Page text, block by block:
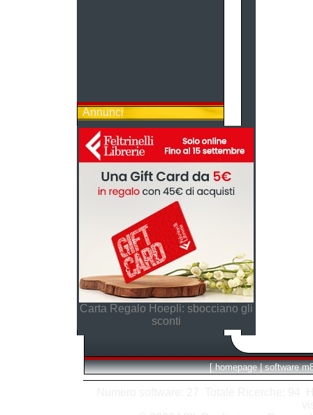
Annunci
Carta Regalo Hoepli: sbocciano gli
sconti
[ homepage | software